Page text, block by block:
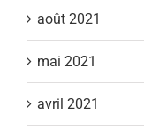
août 2021
mai 2021
avril 2021